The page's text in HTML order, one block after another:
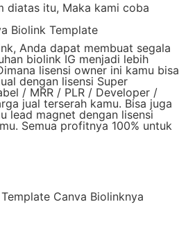
diatas itu, Maka kami coba
Biolink Template
Anda dapat membuat segala
biolink IG menjadi lebih
lisensi owner ini kamu bisa
dengan lisensi Super
/ MRR / PLR / Developer /
jual terserah kamu. Bisa juga
lead magnet dengan lisensi
Semua profitnya 100% untuk
Canva Biolinknya